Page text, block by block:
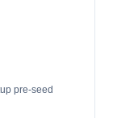
pre-seed